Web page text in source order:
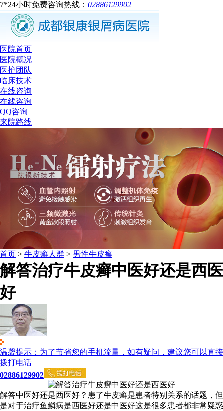
7*24小时免费咨询热线： 02886129902
医院首页
医院概况
医护团队
临床技术
在线咨询
在线咨询
QQ咨询
来院路线
首页 > 牛皮癣人群 > 男性牛皮癣
解答治疗牛皮癣中医好还是西医
好
温馨提示：为了节省您的手机流量，如有疑问，建议您可以直接
拨打电话
02886129902
解答中医好还是西医好？患了牛皮癣是患者特别关系的话题，但
是对于治疗鱼鳞病是西医好还是中医好这是很多患者都非常疑惑